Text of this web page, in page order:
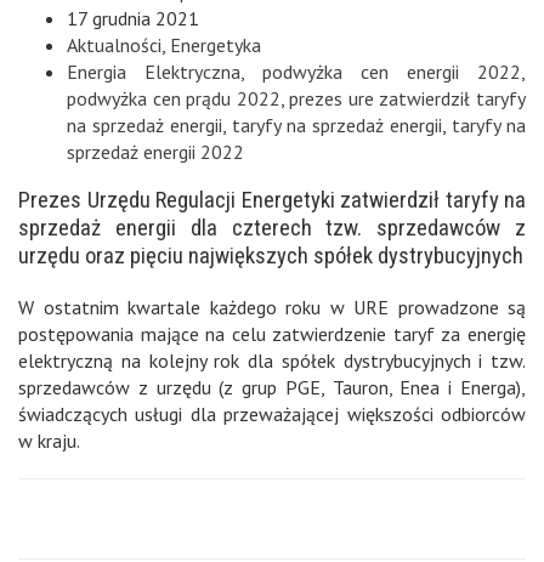
17 grudnia 2021
Aktualności Energetyka
Energia Elektryczna
podwyżka cen energii 2022
podwyżka cen prądu 2022 ,prezes ure zatwierdził taryfy
na sprzedaż energii taryfy na sprzedaż energii taryfy na
sprzedaż energii 2022
Prezes Urzędu Regulacji Energetyki zatwierdził taryfy na
sprzedaż energii dla czterech tzw. sprzedawców z
urzędu oraz pięciu największych spółek dystrybucyjnych
W ostatnim kwartale każdego roku w URE prowadzone są
postępowania mające na celu zatwierdzenie taryf za energię
elektryczną na kolejny rok dla spółek dystrybucyjnych i tzw.
sprzedawców z urzędu (z grup PGE, Tauron, Enea i Energa),
świadczących usługi dla przeważającej większości odbiorców
w kraju.